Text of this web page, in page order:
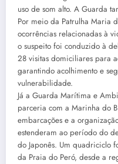
uso de som alto. A Guarda
Por meio da Patrulha Maria
ocorrências relacionadas à
o suspeito foi conduzido à
28 visitas domiciliares para
garantindo acolhimento e
vulnerabilidade.
Já a Guarda Marítima e
parceria com a Marinha do
embarcações e a
estenderam ao período do
do Japonês. Um quadriciclo
da Praia do Peró, desde a